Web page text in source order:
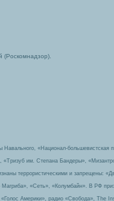
(Роскомнадзор).
«Национал-большевистская
им. Степана Бандеры»,
террористическими и запрещены:
«Сеть», «Колумбайн». В РФ
Америки», радио «Свобода», The